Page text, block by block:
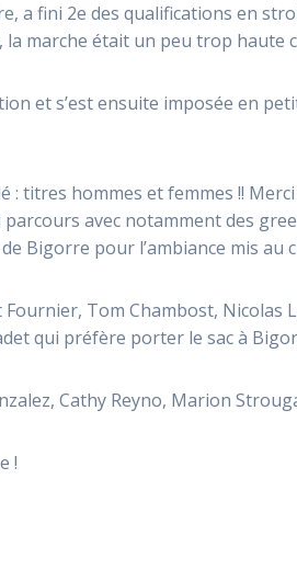
a fini 2e des qualifications en
la marche était un peu trop
et s’est ensuite imposée en
titres hommes et femmes !!
avec notamment des
Bigorre pour l’ambiance mis au
Tom Chambost, Nicolas
qui préfère porter le sac à
Cathy Reyno, Marion
!